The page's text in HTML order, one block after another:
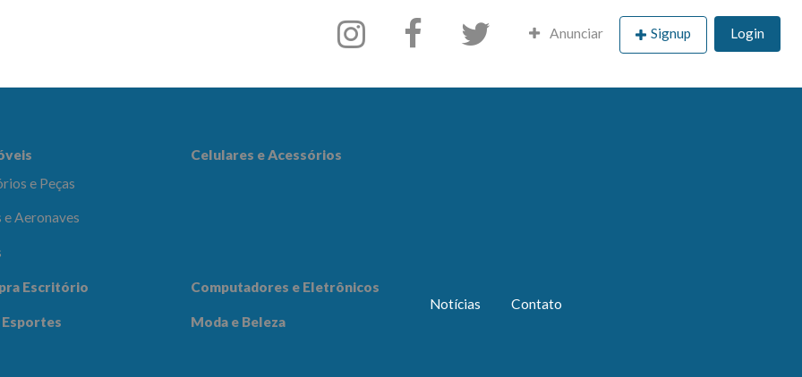
e
Beleza
Anunciar Signup Login
e Peças
e Aeronaves
Celulares e Acessórios
Escritório Computadores e Eletrônicos
Esportes Moda e Beleza
Notícias Contato